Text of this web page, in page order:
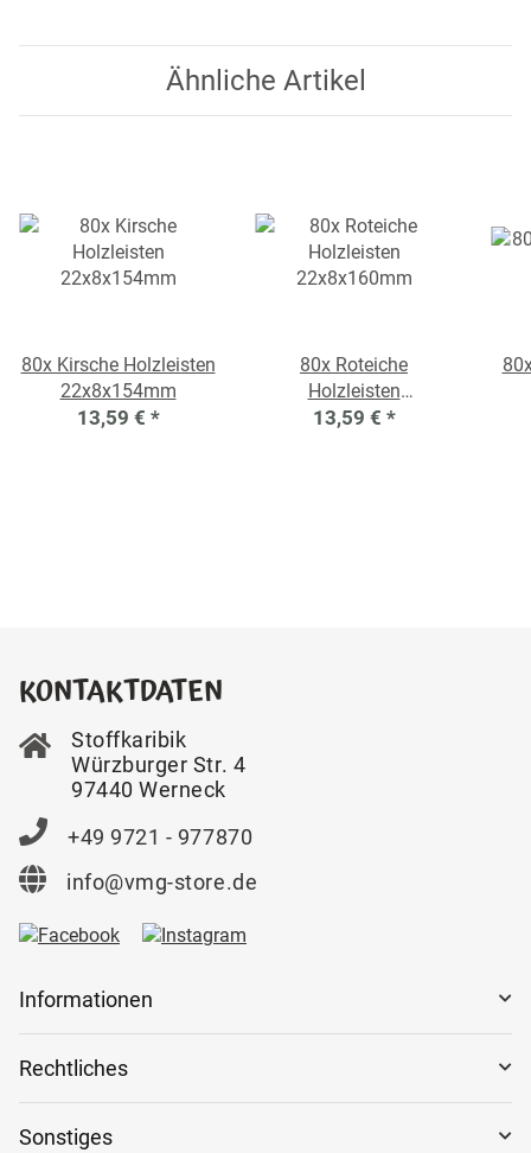
Ähnliche Artikel
80x Kirsche Holzleisten
22x8x154mm
13,59 € *
80x Roteiche
Holzleisten
22x8x160mm
13,59 € *
KONTAKTDATEN
Stoffkaribik
Würzburger Str. 4
97440 Werneck
+49 9721 - 977870
info@vmg-store.de
Informationen
Rechtliches
Sonstiges